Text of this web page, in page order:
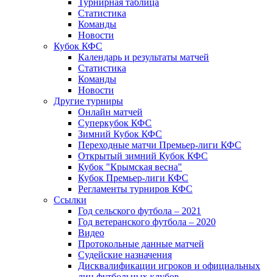
Турнирная таблица
Статистика
Команды
Новости
Кубок КФС
Календарь и результаты матчей
Статистика
Команды
Новости
Другие турниры
Онлайн матчей
Суперкубок КФС
Зимний Кубок КФС
Переходные матчи Премьер-лиги КФС
Открытый зимний Кубок КФС
Кубок "Крымская весна"
Кубок Премьер-лиги КФС
Регламенты турниров КФС
Ссылки
Год сельского футбола – 2021
Год ветеранского футбола – 2020
Видео
Протокольные данные матчей
Судейские назначения
Дисквалификации игроков и официальных